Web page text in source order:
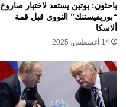
باحثون: بوتين يستعد لاختبار صاروخ
“بوريفيستنك” النووي قبل قمة
ألاسكا
14 أغسطس، 2025